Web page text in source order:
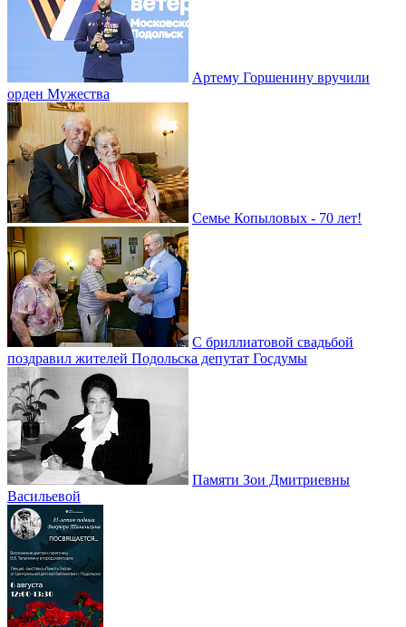
Артему Горшенину вручили
орден Мужества
Семье Копыловых - 70 лет!
С бриллиатовой свадьбой
поздравил жителей Подольска депутат Госдумы
Памяти Зои Дмитриевны
Васильевой